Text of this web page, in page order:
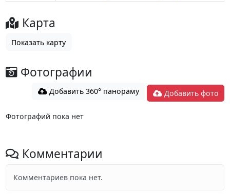
Карта
Показать карту
Фотографии
Добавить 360° панораму Добавить фото
Фотографий пока нет
Комментарии
Комментариев пока нет.